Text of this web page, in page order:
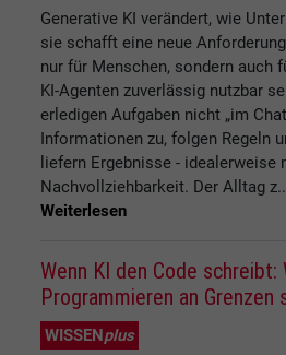
Generative KI verändert, wie
sie schafft eine neue
nur für Menschen, sondern auch
KI-Agenten zuverlässig nutzbar
erledigen Aufgaben nicht „im
Informationen zu, folgen Regeln
liefern Ergebnisse - idealerweise
Nachvollziehbarkeit. Der Alltag
Weiterlesen
Wenn KI den Code
Programmieren an Grenzen
WISSENplus